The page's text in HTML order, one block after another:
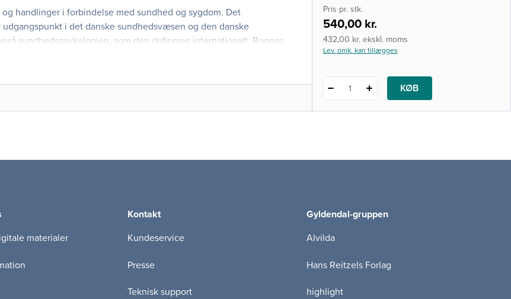
handlinger i forbindelse med sundhed og sygdom. Det
i det danske sundhedsvæsen og den danske
sundhedspsykologien, som den defineres internationalt. Bogens
Bog (2. udgave)
Pris pr. stk.
540,00 kr.
432,00 kr. ekskl. moms
Lev. omk. kan tillægges
1 KØB
materialer
Kontakt
Kundeservice
Presse
Teknisk support
Gyldendal-gruppen
Alvilda
Hans Reitzels Forlag
highlight